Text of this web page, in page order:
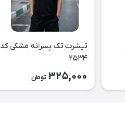
تیشرت تک پسرانه مشکی کد
۲۵۳۴
325,000 تومان